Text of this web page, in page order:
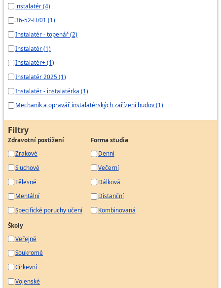
instalatér (4)
36-52-H/01 (1)
Instalatér - topenář (2)
Instalatér (1)
Instalatér+ (1)
Instalatér 2025 (1)
Instalatér - instalatérka (1)
Mechanik a opravář instalatérských zařízení budov (1)
Filtry
Zdravotní postižení
Zrakové
Sluchové
Tělesné
Mentální
Specifické poruchy učení
Forma studia
Denní
Večerní
Dálková
Distanční
Kombinovaná
Školy
Veřejné
Soukromé
Církevní
Vojenské